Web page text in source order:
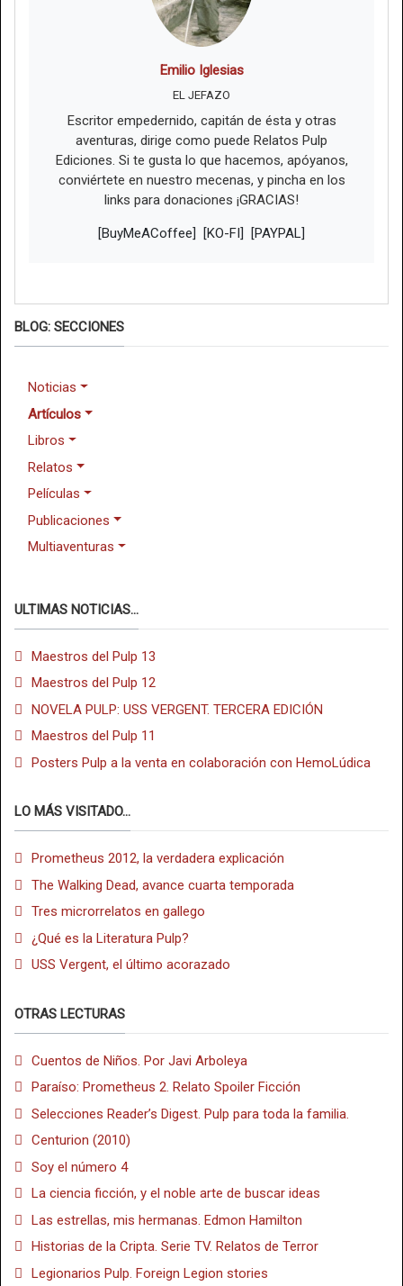
Emilio Iglesias
EL JEFAZO
Escritor empedernido, capitán de ésta y otras
aventuras, dirige como puede Relatos Pulp
Ediciones. Si te gusta lo que hacemos, apóyanos,
conviértete en nuestro mecenas, y pincha en los
links para donaciones ¡GRACIAS!
[BuyMeACoffee] [KO-FI] [PAYPAL]
BLOG: SECCIONES
Noticias
Artículos
Libros
Relatos
Películas
Publicaciones
Multiaventuras
ULTIMAS NOTICIAS...
Maestros del Pulp 13
Maestros del Pulp 12
NOVELA PULP: USS VERGENT. TERCERA EDICIÓN
Maestros del Pulp 11
Posters Pulp a la venta en colaboración con HemoLúdica
LO MÁS VISITADO...
Prometheus 2012, la verdadera explicación
The Walking Dead, avance cuarta temporada
Tres microrrelatos en gallego
¿Qué es la Literatura Pulp?
USS Vergent, el último acorazado
OTRAS LECTURAS
Cuentos de Niños. Por Javi Arboleya
Paraíso: Prometheus 2. Relato Spoiler Ficción
Selecciones Reader’s Digest. Pulp para toda la familia.
Centurion (2010)
Soy el número 4
La ciencia ficción, y el noble arte de buscar ideas
Las estrellas, mis hermanas. Edmon Hamilton
Historias de la Cripta. Serie TV. Relatos de Terror
Legionarios Pulp. Foreign Legion stories